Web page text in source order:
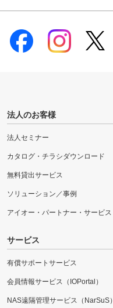
法人のお客様
法人セミナー
カタログ・チラシダウンロード
無料貸出サービス
ソリューション／事例
アイオー・パートナー・サービス
サービス
有償サポートサービス
会員情報サービス（IOPortal）
NAS遠隔管理サービス（NarSuS）